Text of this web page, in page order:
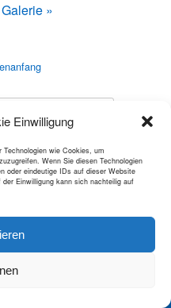
Einwilligung
wie Cookies, um
Wenn Sie diesen Technologien
oder eindeutige IDs auf dieser Website
Einwilligung kann sich nachteilig auf
»
Dübendorf